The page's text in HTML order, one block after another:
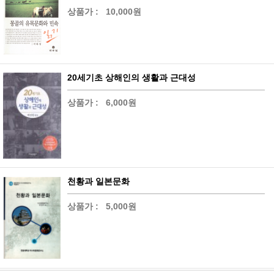
상품가 : 10,000원
20세기초 상해인의 생활과 근대성
상품가 : 6,000원
천황과 일본문화
상품가 : 5,000원